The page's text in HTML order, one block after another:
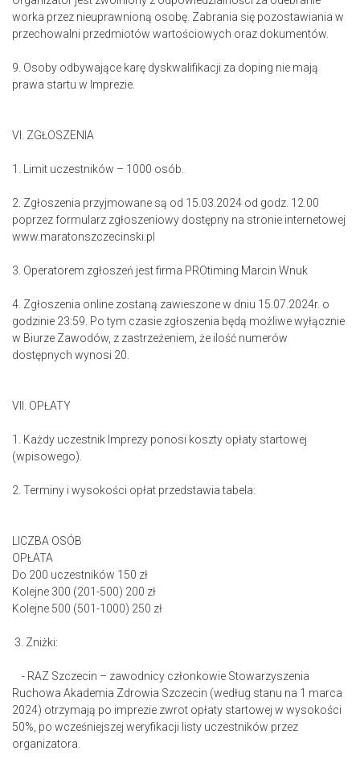
worka przez nieuprawnioną osobę. Zabrania się pozostawiania w
przechowalni przedmiotów wartościowych oraz dokumentów.
9. Osoby odbywające karę dyskwalifikacji za doping nie mają
prawa startu w Imprezie.
VI. ZGŁOSZENIA
1. Limit uczestników – 1000 osób.
2. Zgłoszenia przyjmowane są od 15.03.2024 od godz. 12.00
poprzez formularz zgłoszeniowy dostępny na stronie internetowej
www.maratonszczecinski.pl
3. Operatorem zgłoszeń jest firma PROtiming Marcin Wnuk
4. Zgłoszenia online zostaną zawieszone w dniu 15.07.2024r. o
godzinie 23:59. Po tym czasie zgłoszenia będą możliwe wyłącznie
w Biurze Zawodów, z zastrzeżeniem, że ilość numerów
dostępnych wynosi 20.
VII. OPŁATY
1. Każdy uczestnik Imprezy ponosi koszty opłaty startowej
(wpisowego).
2. Terminy i wysokości opłat przedstawia tabela:
LICZBA OSÓB
OPŁATA
Do 200 uczestników 150 zł
Kolejne 300 (201-500) 200 zł
Kolejne 500 (501-1000) 250 zł
3. Zniżki:
- RAZ Szczecin – zawodnicy członkowie Stowarzyszenia
Ruchowa Akademia Zdrowia Szczecin (według stanu na 1 marca
2024) otrzymają po imprezie zwrot opłaty startowej w wysokości
50%, po wcześniejszej weryfikacji listy uczestników przez
organizatora.